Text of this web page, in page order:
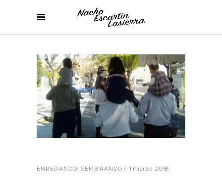
ENREDANDO, SEMBRANDO 1 marzo, 2018